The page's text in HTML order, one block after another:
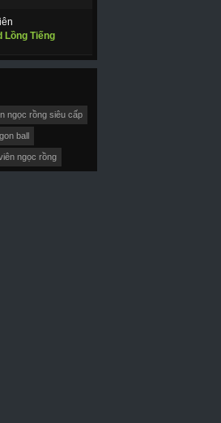
Lồng Tiếng
ngọc rồng siêu cấp
ball
ngọc rồng